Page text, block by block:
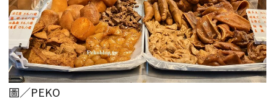
圖／PEKO